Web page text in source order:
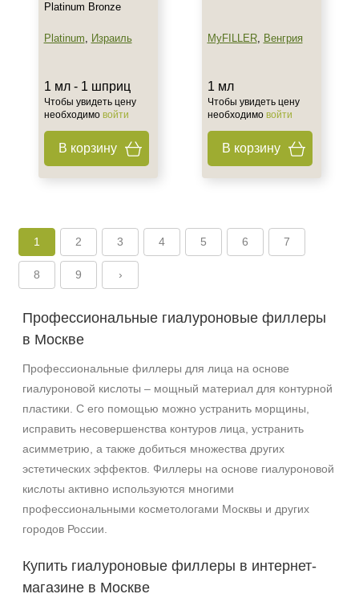
Platinum Bronze
Platinum, Израиль
1 мл - 1 шприц
Чтобы увидеть цену
необходимо войти
В корзину
MyFILLER, Венгрия
1 мл
Чтобы увидеть цену
необходимо войти
В корзину
1 2 3 4 5 6 7
8 9 ›
Профессиональные гиалуроновые филлеры
в Москве
Профессиональные филлеры для лица на основе
гиалуроновой кислоты – мощный материал для контурной
пластики. С его помощью можно устранить морщины,
исправить несовершенства контуров лица, устранить
асимметрию, а также добиться множества других
эстетических эффектов. Филлеры на основе гиалуроновой
кислоты активно используются многими
профессиональными косметологами Москвы и других
городов России.
Купить гиалуроновые филлеры в интернет-
магазине в Москве